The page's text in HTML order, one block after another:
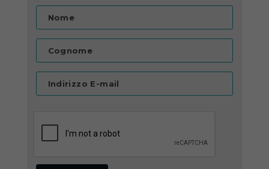
Nome
Cognome
Indirizzo E-mail